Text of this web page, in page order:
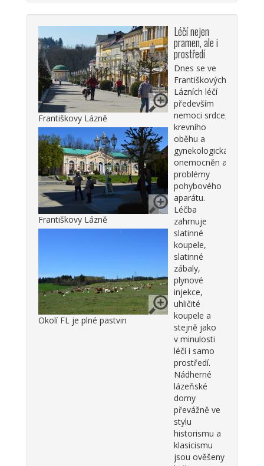
Františkovy Lázně
Františkovy Lázně
Okolí FL je plné pastvin
Léčí nejen
pramen, ale i
prostředí
Dnes se ve
Františkových
Lázních léčí
především
nemoci srdce,
krevního
oběhu a
gynekologická
onemocněn a
problémy
pohybového
aparátu.
Léčba
zahrnuje
slatinné
koupele,
slatinné
zábaly,
plynové
injekce,
uhličité
koupele a
stejně jako
v minulosti
léčí i samo
prostředí.
Nádherné
lázeňské
domy
převážně ve
stylu
historismu a
klasicismu
jsou ověšeny